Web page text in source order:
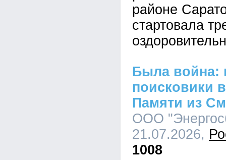
районе
стартовала
Была война:
поисковики
Памяти из
ООО
21.07.2026,
1008